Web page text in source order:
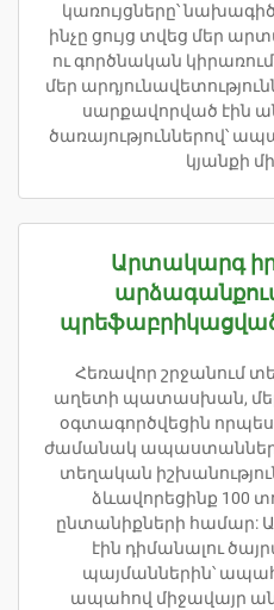
կառույցները՝
ինչը ցույց տվեց մեր
ու գործնական
մեր
սարքավորված էին
ծառայություններով՝
կյանքի
Արտակարգ
Հեռավոր շրջանում
աղետի պատասխան,
օգտագործվեցին
ժամանակ
տեղական
ձևավորեցինք 100
ընտանիքների համար:
էին դիմանալու
պայմաններին՝
ապահով միջավայր